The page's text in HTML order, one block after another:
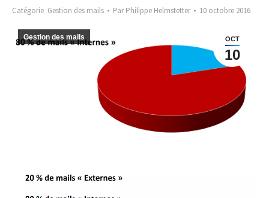
Catégorie Gestion des mails ParPhilippe Helmstetter 10 octobre 2016
OCT
10
Gestion des mails